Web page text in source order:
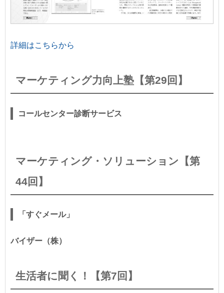
詳細はこちらから
マーケティング力向上塾【第29回】
コールセンター診断サービス
マーケティング・ソリューション【第
44回】
「すぐメール」
バイザー（株）
生活者に聞く！【第7回】